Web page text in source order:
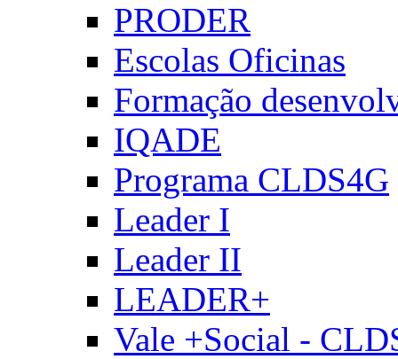
PRODER
Escolas Oficinas
Formação
IQADE
Programa CLDS4G
Leader I
Leader II
LEADER+
Vale +Social -